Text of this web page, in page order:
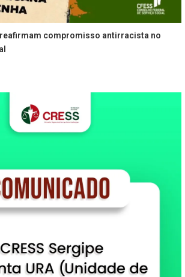
compromisso antirracista no